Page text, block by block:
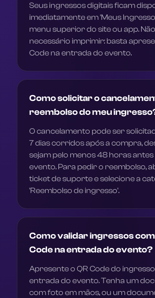
Seus ingressos digitais ficam
imediatamente em 'Meus
menu superior do site ou app.
necessário imprimir: basta
Code na entrada do evento.
Como solicitar o
reembolso do meu
O cancelamento pode ser
7 dias corridos após a compra,
sejam pelo menos 48 horas antes
evento. Para pedir o reembolso,
ticket de suporte e selecione a
'Reembolso de ingresso'.
Como validar ingressos com
Code na entrada do evento?
Apresente o QR Code do
entrada do evento. Tenha um
com foto em mãos, ou um